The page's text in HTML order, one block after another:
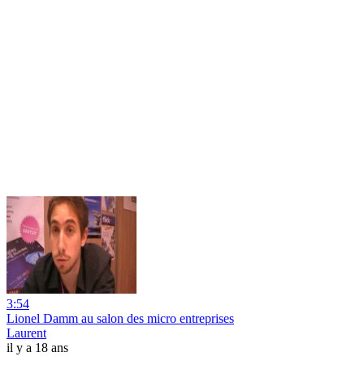
3:54
Lionel Damm au salon des micro entreprises
Laurent
il y a 18 ans